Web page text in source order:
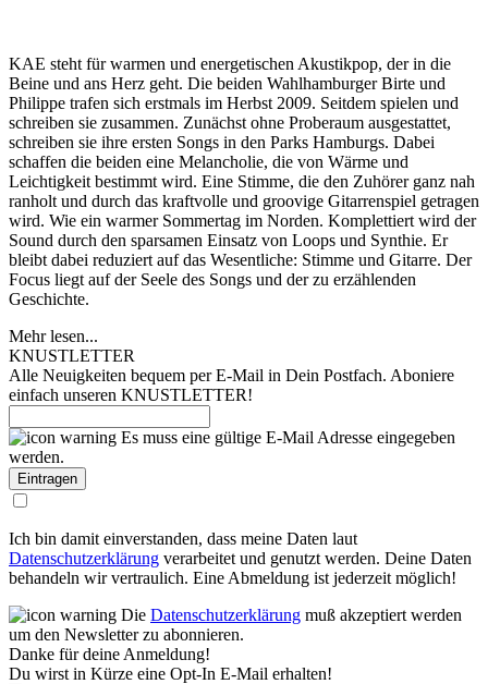
KAE steht für warmen und energetischen Akustikpop, der in die
Beine und ans Herz geht. Die beiden Wahlhamburger Birte und
Philippe trafen sich erstmals im Herbst 2009. Seitdem spielen und
schreiben sie zusammen. Zunächst ohne Proberaum ausgestattet,
schreiben sie ihre ersten Songs in den Parks Hamburgs. Dabei
schaffen die beiden eine Melancholie, die von Wärme und
Leichtigkeit bestimmt wird. Eine Stimme, die den Zuhörer ganz nah
ranholt und durch das kraftvolle und groovige Gitarrenspiel getragen
wird. Wie ein warmer Sommertag im Norden. Komplettiert wird der
Sound durch den sparsamen Einsatz von Loops und Synthie. Er
bleibt dabei reduziert auf das Wesentliche: Stimme und Gitarre. Der
Focus liegt auf der Seele des Songs und der zu erzählenden
Geschichte.
Mehr lesen...
KNUSTLETTER
Alle Neuigkeiten bequem per E-Mail in Dein Postfach. Aboniere
einfach unseren KNUSTLETTER!
Es muss eine gültige E-Mail Adresse eingegeben
werden.
Ich bin damit einverstanden, dass meine Daten laut
Datenschutzerklärung verarbeitet und genutzt werden. Deine Daten
behandeln wir vertraulich. Eine Abmeldung ist jederzeit möglich!
Die Datenschutzerklärung muß akzeptiert werden
um den Newsletter zu abonnieren.
Danke für deine Anmeldung!
Du wirst in Kürze eine Opt-In E-Mail erhalten!